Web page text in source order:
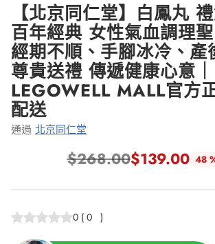
【北京同仁堂】白鳳丸
百年經典 女性氣血調理
經期不順、手腳冰冷、產
尊貴送禮 傳遞健康心意｜
LEGOWELL MALL官方
配送
通過 北京同仁堂
正
常
價
$268.00$139.00 48
0 ( 0 )